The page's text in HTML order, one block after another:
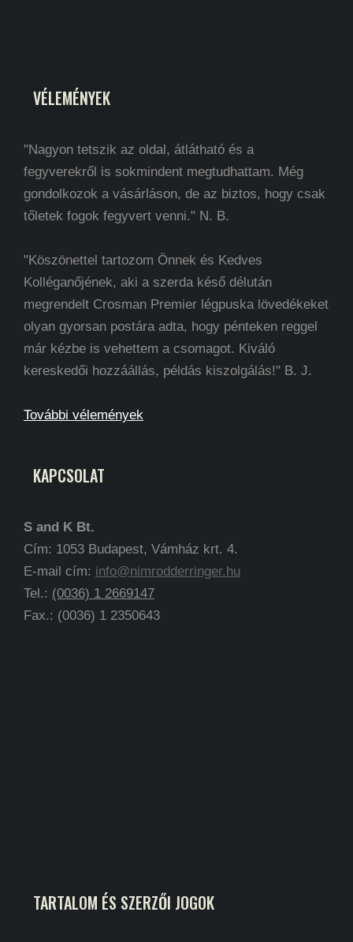
VÉLEMÉNYEK
"Nagyon tetszik az oldal, átlátható és a
fegyverekről is sokmindent megtudhattam. Még
gondolkozok a vásárláson, de az biztos, hogy csak
tőletek fogok fegyvert venni." N. B.
"Köszönettel tartozom Önnek és Kedves
Kolléganőjének, aki a szerda késő délután
megrendelt Crosman Premier légpuska lövedékeket
olyan gyorsan postára adta, hogy pénteken reggel
már kézbe is vehettem a csomagot. Kiváló
kereskedői hozzáállás, példás kiszolgálás!" B. J.
További vélemények
KAPCSOLAT
S and K Bt.
Cím: 1053 Budapest, Vámház krt. 4.
E-mail cím: info@nimrodderringer.hu
Tel.: (0036) 1 2669147
Fax.: (0036) 1 2350643
TARTALOM ÉS SZERZŐI JOGOK